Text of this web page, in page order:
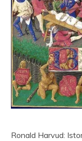
Ronald Harvud: